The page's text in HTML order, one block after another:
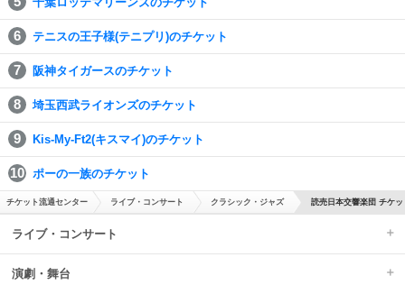
テニスの王子様(テニプリ)のチケット
阪神タイガースのチケット
埼玉西武ライオンズのチケット
Kis-My-Ft2(キスマイ)のチケット
ポーの一族のチケット
チケット流通センター ライブ・コンサート クラシック・ジャズ 読売日本交響楽団 チケッ
ライブ・コンサート
演劇・舞台